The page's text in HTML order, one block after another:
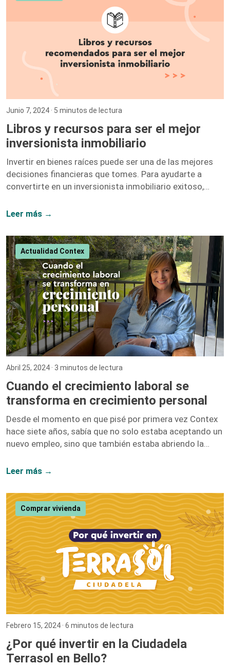
Junio 7, 2024 · 5 minutos de lectura
Libros y recursos para ser el mejor
inversionista inmobiliario
Invertir en bienes raíces puede ser una de las mejores
decisiones financieras que tomes. Para ayudarte a
convertirte en un inversionista inmobiliario exitoso,
proporcionarán las herramientas y el conocimiento
recomendaciones más destacadas. 1. El Inversionista
Millonario de Bienes Raíces – Gary Keller Gary Keller,
fundador de Keller Williams Realty, recopila los
testimonios de más de 100 inversionistas millonarios
para ofrecer una guía completa sobre […]
Leer más →
Actualidad Contex
Abril 25, 2024 · 3 minutos de lectura
Cuando el crecimiento laboral se
transforma en crecimiento personal
Desde el momento en que pisé por primera vez Contex
hace siete años, sabía que no solo estaba aceptando un
nuevo empleo, sino que también estaba abriendo la
me equivoqué. Hoy, siete años después, puedo afirmar
van de la mano, y mi paso por esta compañía lo
demuestra. Iniciar como una entusiasta del marketing
digital y ascender hasta convertirme en la Directora […]
Leer más →
Comprar vivienda
Febrero 15, 2024 · 6 minutos de lectura
¿Por qué invertir en la Ciudadela
Terrasol en Bello?